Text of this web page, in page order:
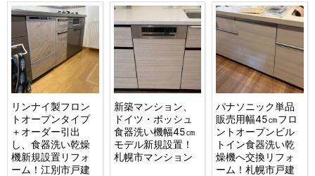
リンナイ製フロン
トオープンタイプ
＋オーダー引出
し、食器洗い乾燥
機新規設置リフォ
ーム！江別市戸建
新築マンション、
ドイツ・ボッシュ
食器洗い機幅45㎝
モデル新規設置！
札幌市マンション
パナソニック単品
販売用幅45㎝フロ
ントオープンビル
トイン食器洗い乾
燥機へ交換リフォ
ーム！札幌市戸建